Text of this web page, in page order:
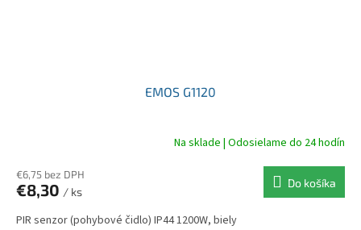
EMOS G1120
Na sklade | Odosielame do 24 hodín
€6,75 bez DPH
€8,30 / ks
Do košíka
PIR senzor (pohybové čidlo) IP44 1200W, biely